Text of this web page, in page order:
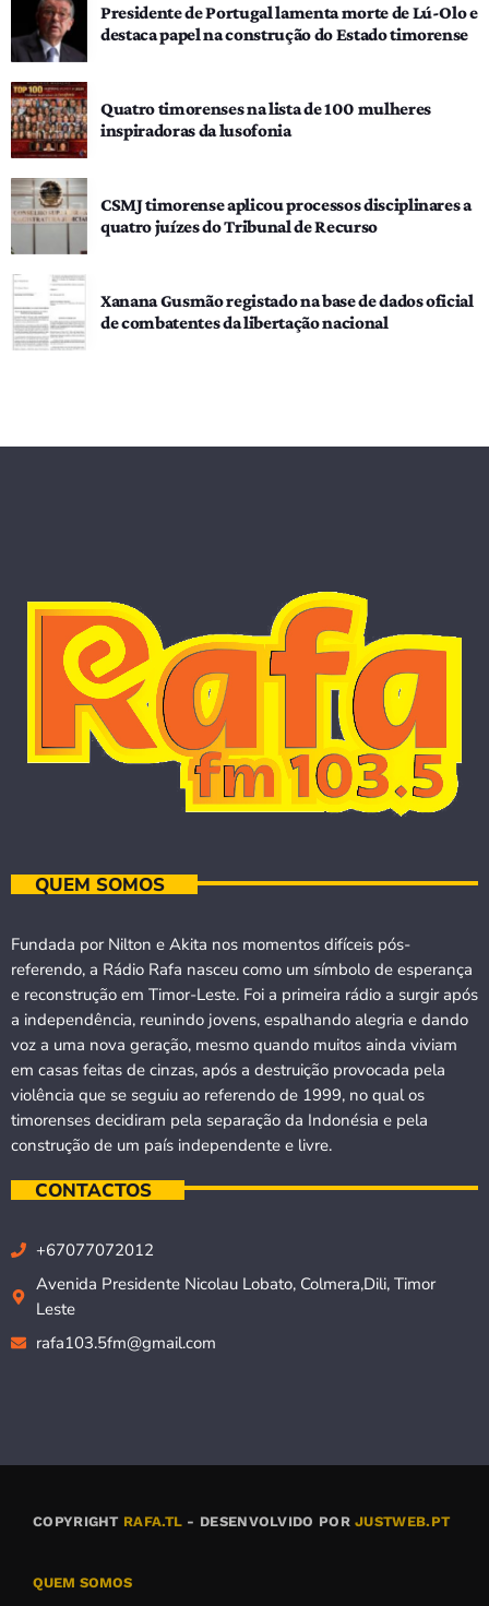
Presidente de Portugal lamenta morte de Lú-Olo e
destaca papel na construção do Estado timorense
Quatro timorenses na lista de 100 mulheres
inspiradoras da lusofonia
CSMJ timorense aplicou processos disciplinares a
quatro juízes do Tribunal de Recurso
Xanana Gusmão registado na base de dados oficial
de combatentes da libertação nacional
QUEM SOMOS
Fundada por Nilton e Akita nos momentos difíceis pós-
referendo, a Rádio Rafa nasceu como um símbolo de esperança
e reconstrução em Timor-Leste. Foi a primeira rádio a surgir após
a independência, reunindo jovens, espalhando alegria e dando
voz a uma nova geração, mesmo quando muitos ainda viviam
em casas feitas de cinzas, após a destruição provocada pela
violência que se seguiu ao referendo de 1999, no qual os
timorenses decidiram pela separação da Indonésia e pela
construção de um país independente e livre.
CONTACTOS
+67077072012
Avenida Presidente Nicolau Lobato, Colmera,Dili, Timor
Leste
rafa103.5fm@gmail.com
COPYRIGHT RAFA.TL - DESENVOLVIDO PORJUSTWEB.PT
QUEM SOMOS